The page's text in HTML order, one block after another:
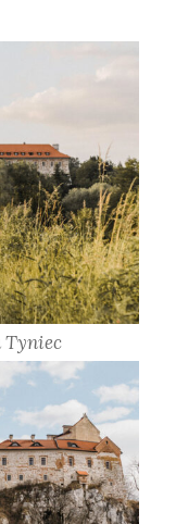
Tyniec